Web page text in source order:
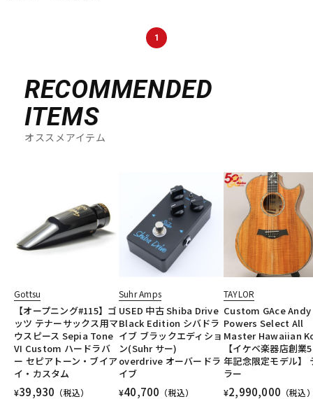
1
RECOMMENDED
ITEMS
オススメアイテム
Gottsu
【オープニング#115】ゴ
ッツ テナーサックス用マ
ウスピース Sepia Tone
VI Custom ハードラバ
ー セピアトーン・ブイア
イ・カスタム
¥39,930 （税込）
Suhr Amps
USED 中古 Shiba Drive
Black Edition シバドラ
イブ ブラックエディショ
ン(Suhr サー)
overdrive オーバードラ
イブ
¥40,700 （税込）
TAYLOR
Custom GAce Andy
Powers Select All
Master Hawaiian
【イケベ楽器店創業
年記念限定モデル】
ラー
¥2,990,000 （税込